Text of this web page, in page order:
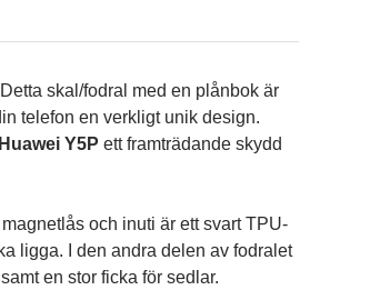
skal/fodral med en plånbok är
telefon en verkligt unik design.
Y5Pett framträdande skydd
och inuti är ett svart TPU-
ligga. I den andra delen av fodralet
en stor ficka för sedlar.